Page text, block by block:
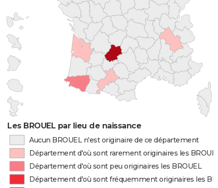
Les BROUEL par lieu de naissance
Aucun BROUEL n'est originaire de ce département
Département d'où sont rarement originaires les
Département d'où sont peu originaires les BROUEL
Département d'où sont fréquemment originaires les